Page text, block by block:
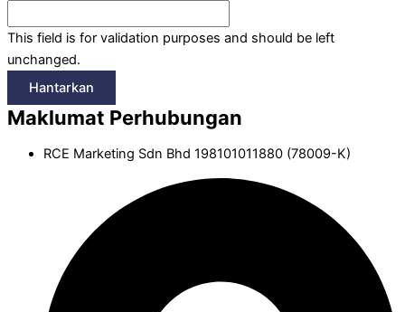
This field is for validation purposes and should be left
unchanged.
Maklumat Perhubungan
RCE Marketing Sdn Bhd 198101011880 (78009-K)